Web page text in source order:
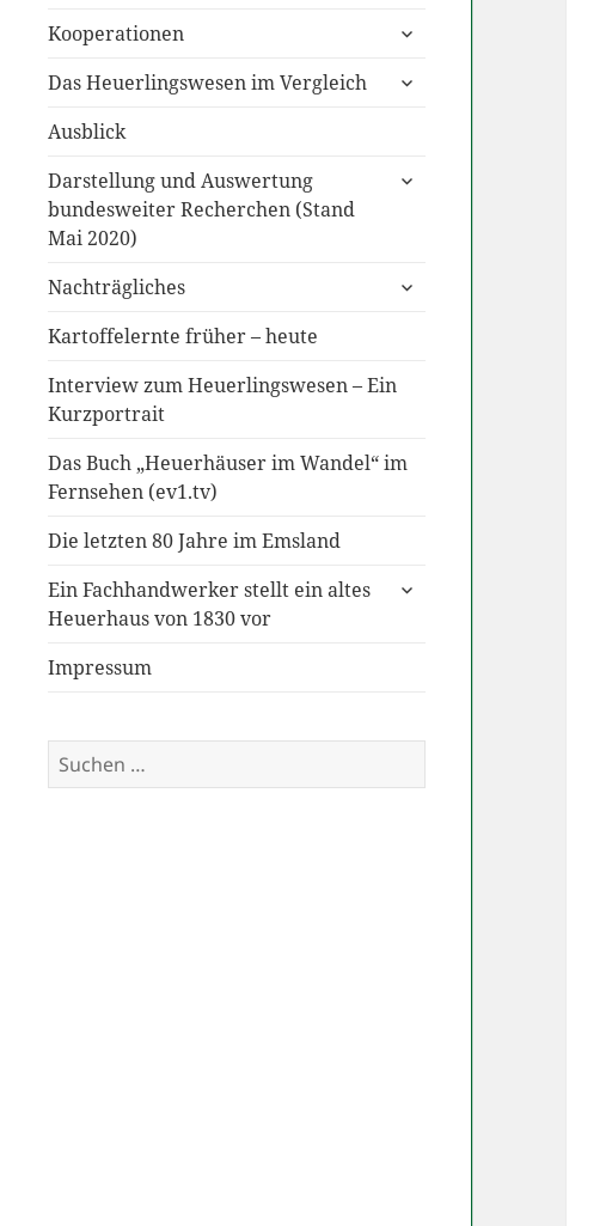
Kooperationen
untermenü
Das Heuerlingswesen im Vergleich
untermenü
Ausblick
Darstellung und Auswertung
bundesweiter Recherchen (Stand
Mai 2020)
untermenü
Nachträgliches
untermenü
Kartoffelernte früher – heute
Interview zum Heuerlingswesen – Ein
Kurzportrait
Das Buch „Heuerhäuser im Wandel“ im
Fernsehen (ev1.tv)
Die letzten 80 Jahre im Emsland
Ein Fachhandwerker stellt ein altes
Heuerhaus von 1830 vor
untermenü
Impressum
Suchen
nach: